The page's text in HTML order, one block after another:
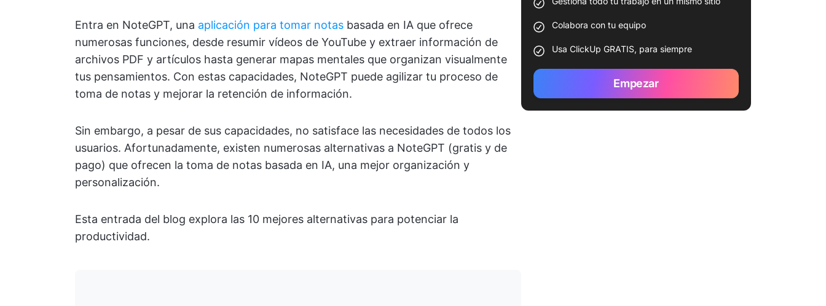
Entra en NoteGPT, una aplicación para tomar notas basada en IA que ofrece
numerosas funciones, desde resumir vídeos de YouTube y extraer información de
archivos PDF y artículos hasta generar mapas mentales que organizan visualmente
tus pensamientos. Con estas capacidades, NoteGPT puede agilizar tu proceso de
toma de notas y mejorar la retención de información.
Sin embargo, a pesar de sus capacidades, no satisface las necesidades de todos los
usuarios. Afortunadamente, existen numerosas alternativas a NoteGPT (gratis y de
pago) que ofrecen la toma de notas basada en IA, una mejor organización y
personalización.
Esta entrada del blog explora las 10 mejores alternativas para potenciar la
productividad.
Colabora con tu equipo
Usa ClickUp GRATIS, para siempre
Empezar